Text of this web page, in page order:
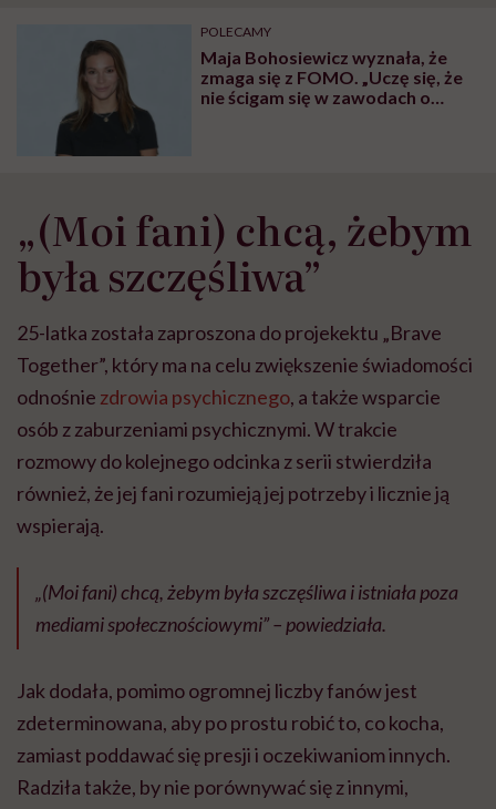
głupota i brak
wyobraźni"
pracy
POLECAMY
Maja Bohosiewicz wyznała, że
zmaga się z FOMO. „Uczę się, że
nie ścigam się w zawodach o
„(Moi fani) chcą, żebym
była szczęśliwa”
25-latka została zaproszona do projekektu „Brave
Together”, który ma na celu zwiększenie świadomości
odnośnie zdrowia psychicznego, a także wsparcie
osób z zaburzeniami psychicznymi. W trakcie
rozmowy do kolejnego odcinka z serii stwierdziła
również, że jej fani rozumieją jej potrzeby i licznie ją
wspierają.
„(Moi fani) chcą, żebym była szczęśliwa i istniała poza
mediami społecznościowymi” – powiedziała.
Jak dodała, pomimo ogromnej liczby fanów jest
zdeterminowana, aby po prostu robić to, co kocha,
zamiast poddawać się presji i oczekiwaniom innych.
Radziła także, by nie porównywać się z innymi,